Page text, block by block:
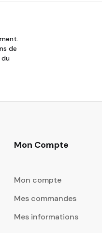
de
Mon Compte
Mon compte
Mes commandes
Mes informations